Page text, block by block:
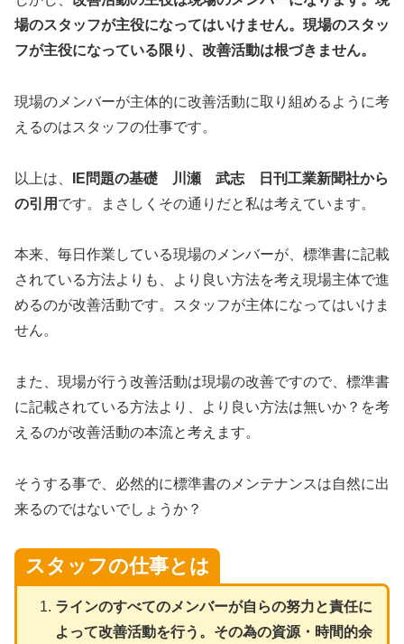
場のスタッフが主役になってはいけません。現場のスタッ
フが主役になっている限り、改善活動は根づきません。
現場のメンバーが主体的に改善活動に取り組めるように考
えるのはスタッフの仕事です。
以上は、
IE問題の基礎 川瀬 武志 日刊工業新聞社から
の引用 です。まさしくその通りだと私は考えています。
本来、毎日作業している現場のメンバーが、標準書に記載
されている方法よりも、より良い方法を考え現場主体で進
めるのが改善活動です。スタッフが主体になってはいけま
せん。
また、現場が行う改善活動は現場の改善ですので、標準書
に記載されている方法より、より良い方法は無いか？を考
えるのが改善活動の本流と考えます。
そうする事で、必然的に標準書のメンテナンスは自然に出
来るのではないでしょうか？
スタッフの仕事とは
ラインのすべてのメンバーが自らの努力と責任に
よって改善活動を行う。その為の資源・時間的余